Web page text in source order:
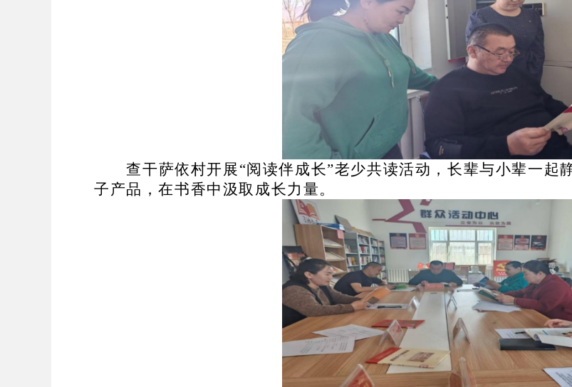
查干萨依村开展“阅读伴成长”老少共读活动，长辈与小辈一起
子产品，在书香中汲取成长力量。